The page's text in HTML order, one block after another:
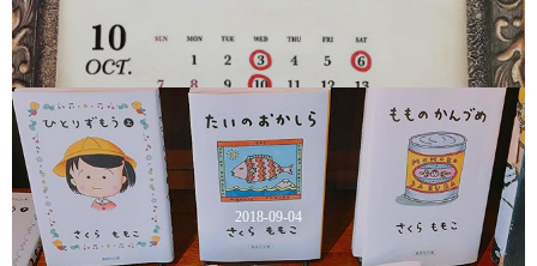
2018-09-04